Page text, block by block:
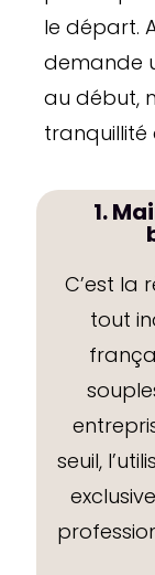
le départ.
demande
au début,
tranquillité
1.
C’est la
tout
seuil,